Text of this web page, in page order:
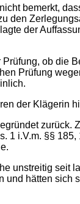
bemerkt,
den
der
ob die
Prüfung
der Klägerin
zurück.
i.V.m. §§
unstreitig seit
hätten sich